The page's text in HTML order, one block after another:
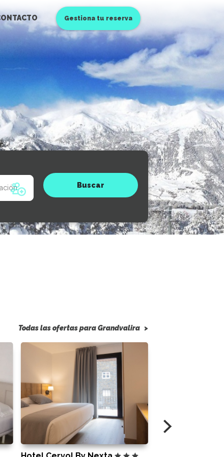
Gestiona tu reserva
Buscar
Todas las ofertas para Grandvalira >